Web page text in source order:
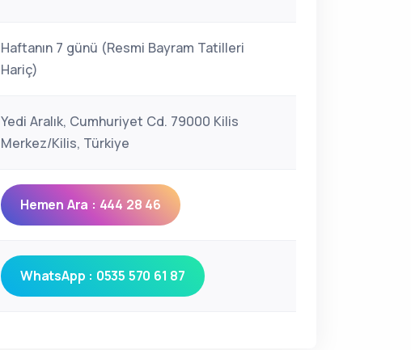
Haftanın 7 günü (Resmi Bayram Tatilleri
Hariç)
Yedi Aralık, Cumhuriyet Cd. 79000 Kilis
Merkez/Kilis, Türkiye
Hemen Ara : 444 28 46
WhatsApp : 0535 570 61 87